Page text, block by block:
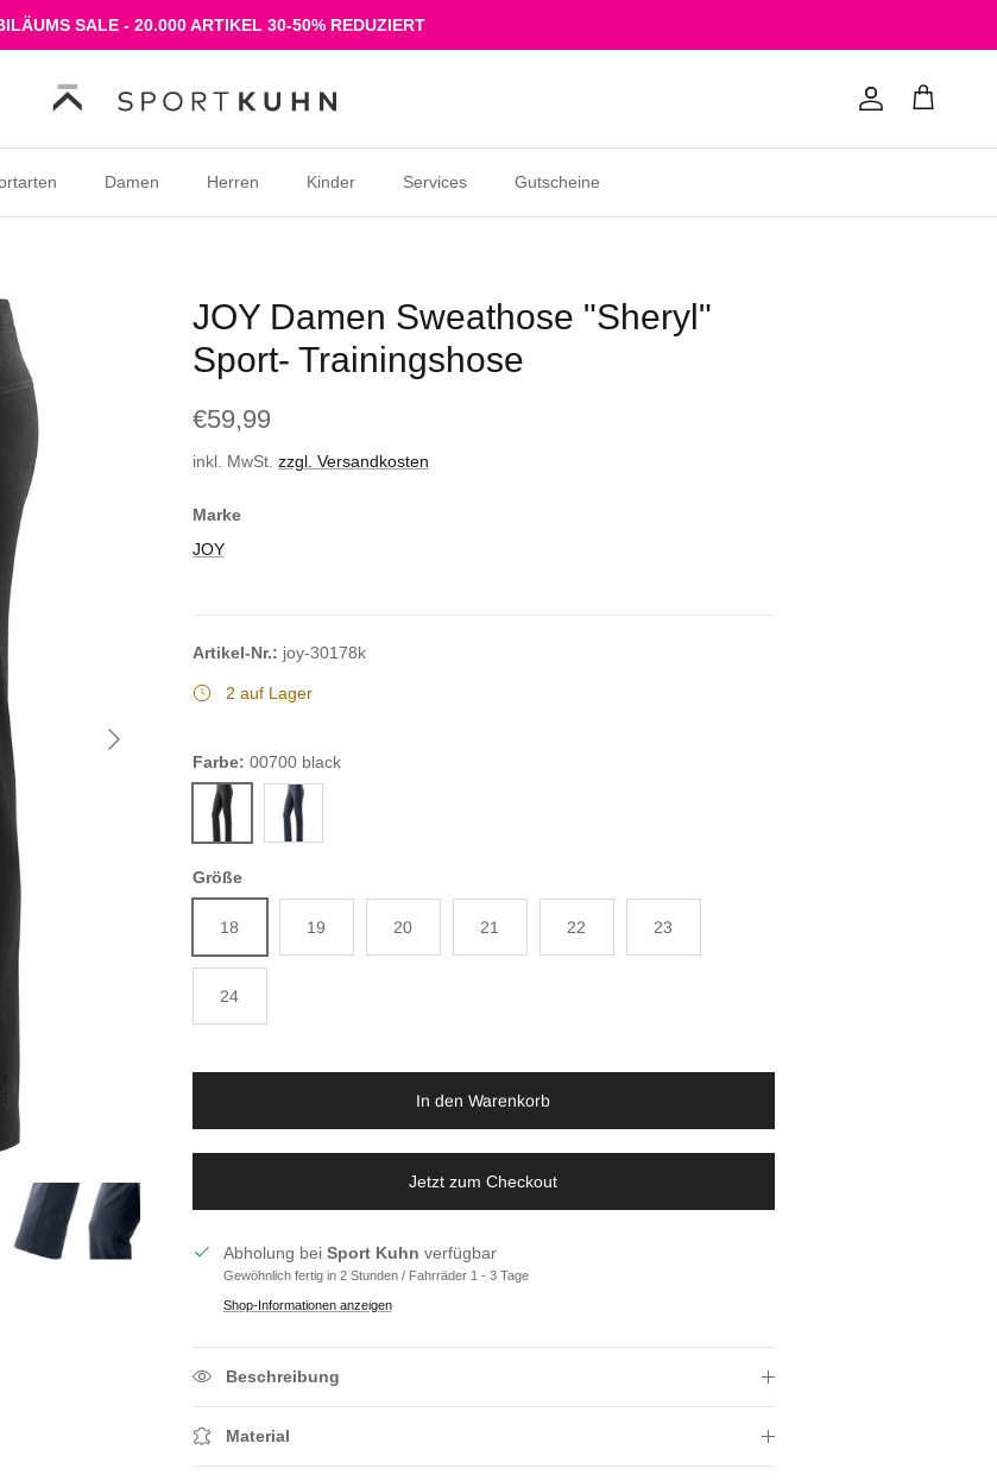
SALE - 20.000 ARTIKEL 30-50% REDUZIERT
KontoEinkaufswagen
Damen Herren Kinder Services Gutscheine
Nächste
JOY Damen Sweathose "Sheryl"
Sport- Trainingshose
€59,99
inkl. MwSt. zzgl. Versandkosten
Marke
JOY
Artikel-Nr.: joy-30178k
2 auf Lager
Farbe: 00700 black
Größe
18 19 20 21 22 23
24
In den Warenkorb
Jetzt zum Checkout
Abholung bei Sport Kuhn verfügbar
Gewöhnlich fertig in 2 Stunden / Fahrräder 1 - 3 Tage
Shop-Informationen anzeigen
Beschreibung
Material